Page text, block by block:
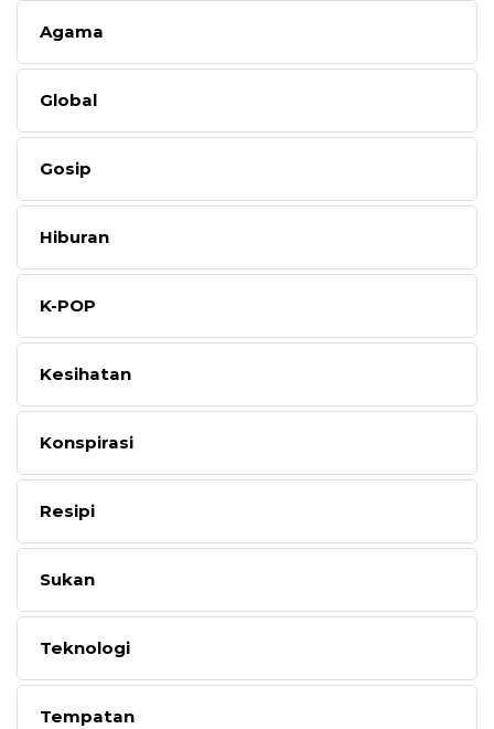
Agama
Global
Gosip
Hiburan
K-POP
Kesihatan
Konspirasi
Resipi
Sukan
Teknologi
Tempatan